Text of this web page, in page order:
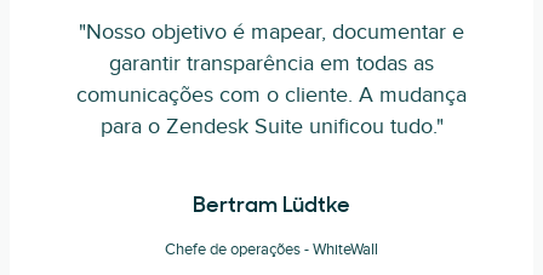
"Nosso objetivo é mapear, documentar e
garantir transparência em todas as
comunicações com o cliente. A mudança
para o Zendesk Suite unificou tudo."
Bertram Lüdtke
Chefe de operações - WhiteWall